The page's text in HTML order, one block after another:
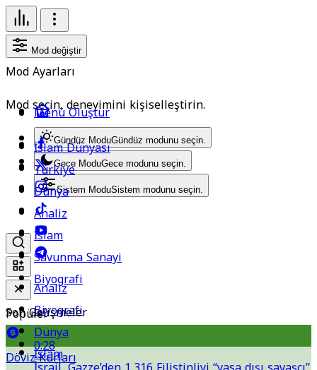
Mod değiştir
Mod Ayarları
Mod seçin, deneyimini kişiselleştirin.
Gündüz ModuGündüz modunu seçin.
Gece ModuGece modunu seçin.
Sistem ModuSistem modunu seçin.
Popüler
Döviz Kurları
Menü Oluştur
Analiz
Biyografi
Dünya
İslam
İslam Dünyası
Türkiye
Dünya
Analiz
İslam
Savunma Sanayi
Biyografi
Son Gelişmeler
0:28